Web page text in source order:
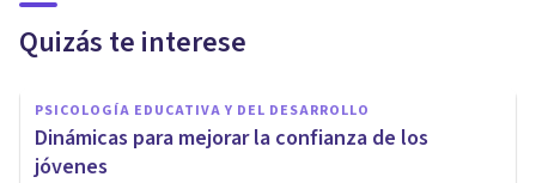
Quizás te interese
PSICOLOGÍA EDUCATIVA Y DEL DESARROLLO
Dinámicas para mejorar la confianza de los
jóvenes